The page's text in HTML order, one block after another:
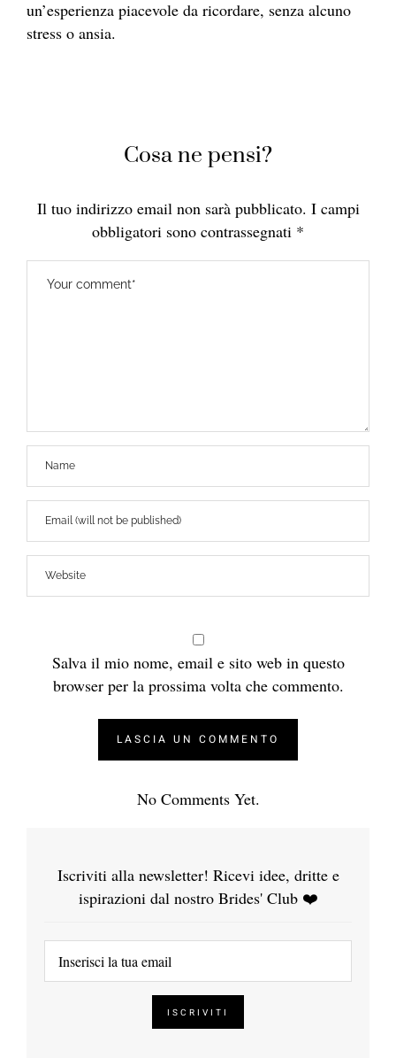
un’esperienza piacevole da ricordare, senza alcuno
stress o ansia.
Cosa ne pensi?
Il tuo indirizzo email non sarà pubblicato. I campi
obbligatori sono contrassegnati *
Salva il mio nome, email e sito web in questo
browser per la prossima volta che commento.
No Comments Yet.
Iscriviti alla newsletter! Ricevi idee, dritte e
ispirazioni dal nostro Brides' Club ❤️